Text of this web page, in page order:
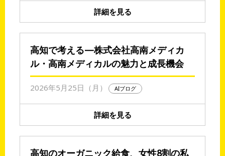
詳細を見る
高知で考える—株式会社高南メディカ
ル・高南メディカルの魅力と成長機会
2026年5月25日（月） AIブログ
詳細を見る
高知のオーガニック給食、女性8割の私